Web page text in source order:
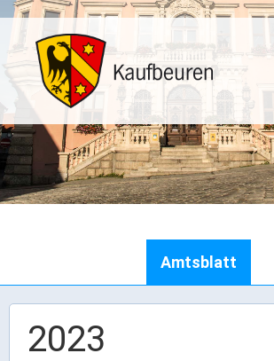
Amtsblatt
2023